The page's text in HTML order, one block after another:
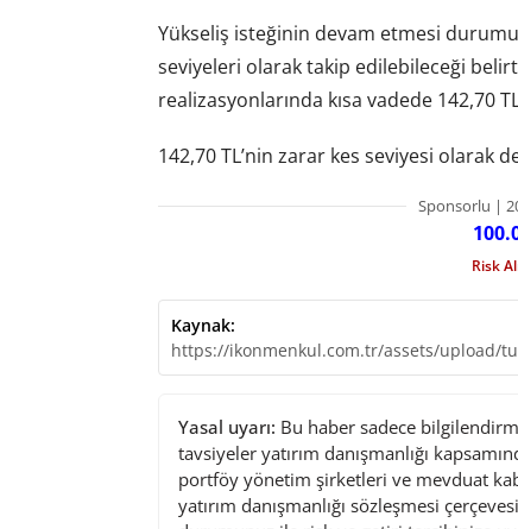
Yükseliş isteğinin devam etmesi
seviyeleri olarak takip edilebileceği
realizasyonlarında kısa vadede 142,70
142,70 TL’nin zarar kes seviyesi olarak
Sponsorlu |
Risk
Kaynak:
https://ikonmenkul.com.tr/assets/upload/
Yasal uyarı: Bu haber sadece
tavsiyeler yatırım danışmanlığı
portföy yönetim şirketleri ve mevduat
yatırım danışmanlığı sözleşmesi